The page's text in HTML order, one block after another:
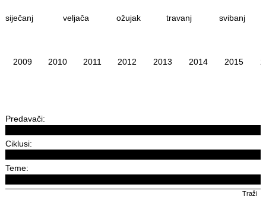
siječanj veljača ožujak travanj svibanj
2009 2010 2011 2012 2013 2014 2015
Predavači:
Ciklusi:
Teme: